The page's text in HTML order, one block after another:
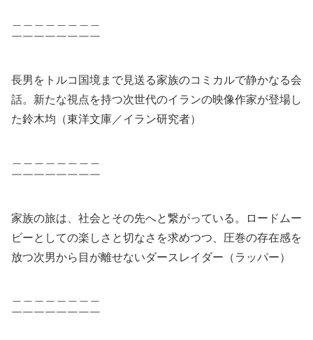
￣￣￣￣￣￣￣￣
長男をトルコ国境まで見送る家族のコミカルで静かなる会
話。新たな視点を持つ次世代のイランの映像作家が登場し
た鈴木均（東洋文庫／イラン研究者）
￣￣￣￣￣￣￣￣
家族の旅は、社会とその先へと繋がっている。ロードムー
ビーとしての楽しさと切なさを求めつつ、圧巻の存在感を
放つ次男から目が離せないダースレイダー（ラッパー）
￣￣￣￣￣￣￣￣